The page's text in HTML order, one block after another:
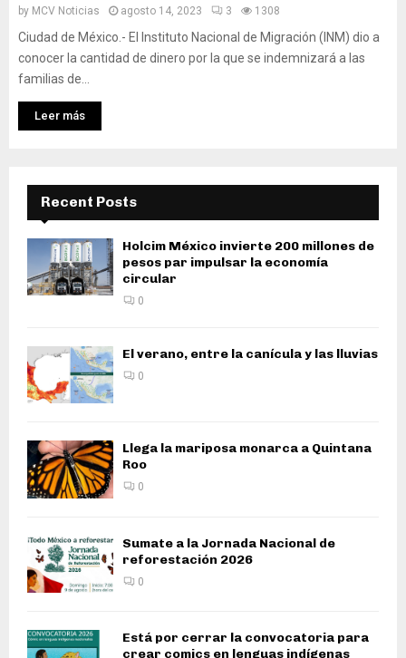
by MCV Noticias agosto 14, 2023 3 1308
Ciudad de México.- El Instituto Nacional de Migración (INM) dio a
conocer la cantidad de dinero por la que se indemnizará a las
familias de...
Leer más
Recent Posts
Holcim México invierte 200 millones de
pesos par impulsar la economía
circular
0
El verano, entre la canícula y las lluvias
0
Llega la mariposa monarca a Quintana
Roo
0
Sumate a la Jornada Nacional de
reforestación 2026
0
Está por cerrar la convocatoria para
crear comics en lenguas indígenas